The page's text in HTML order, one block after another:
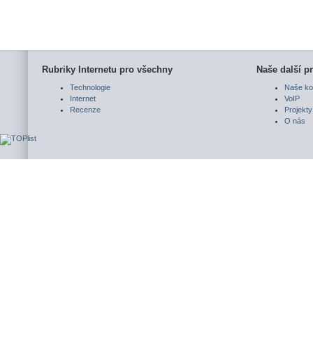
Rubriky Internetu pro všechny
Technologie
Internet
Recenze
Naše další
Naše
VoIP
Projekty
O nás